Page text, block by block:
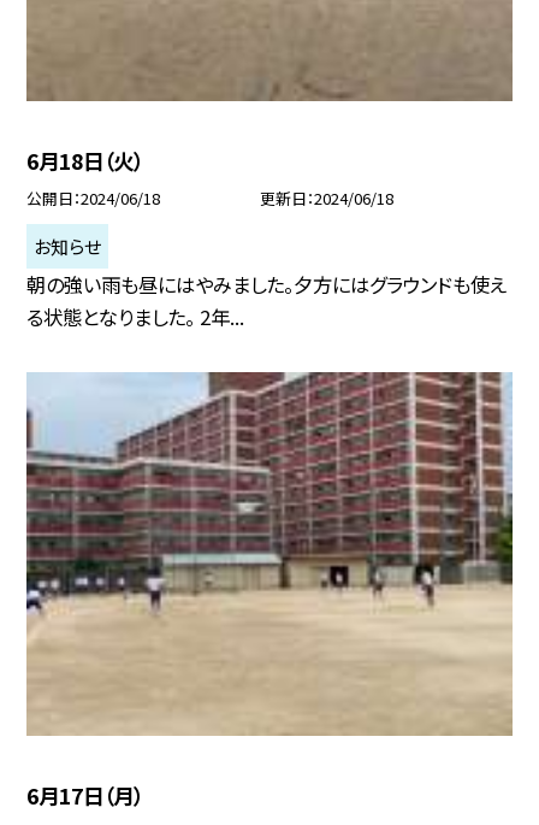
6月18日（火）
公開日 2024/06/18 更新日 2024/06/18
お知らせ
朝の強い雨も昼にはやみました。夕方にはグラウンドも使え
る状態となりました。 2年...
6月17日（月）